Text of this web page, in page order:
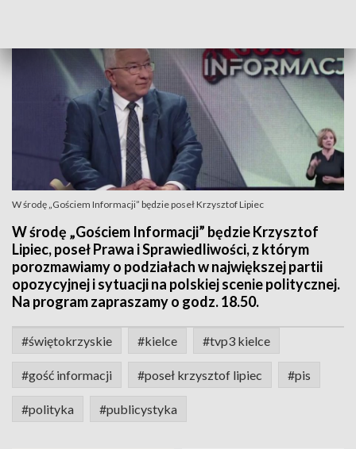
W środę „Gościem Informacji” będzie poseł Krzysztof Lipiec
W środę „Gościem Informacji” będzie Krzysztof
Lipiec, poseł Prawa i Sprawiedliwości, z którym
porozmawiamy o podziałach w największej partii
opozycyjnej i sytuacji na polskiej scenie politycznej.
Na program zapraszamy o godz. 18.50.
#świętokrzyskie #kielce #tvp3 kielce
#gość informacji #poseł krzysztof lipiec #pis
#polityka #publicystyka